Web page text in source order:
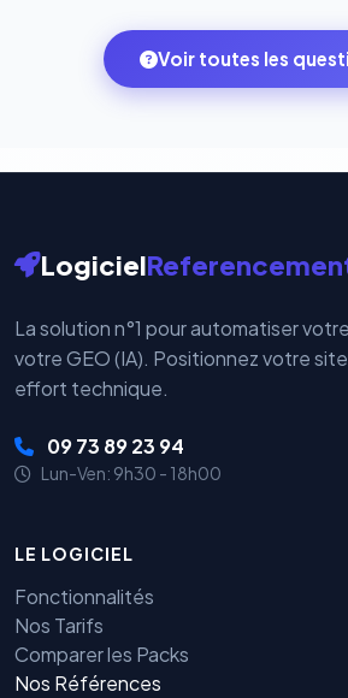
ambitions du moment — sans
votre historique.
monde. Vos données bancaires ne
par nos serveurs — elles sont
Voir toutes les
Logiciel
La solution n°1 pour automatiser
votre GEO (IA). Positionnez votre
effort technique.
09 73 89 23 94
Lun-Ven: 9h30 - 18h00
LE LOGICIEL
Fonctionnalités
Nos Tarifs
Comparer les Packs
Nos Références